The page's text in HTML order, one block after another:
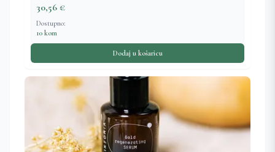
30,56 €
Dostupno:
10 kom
Dodaj u košaricu